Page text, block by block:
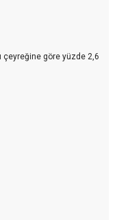
çeyreğine göre yüzde 2,6